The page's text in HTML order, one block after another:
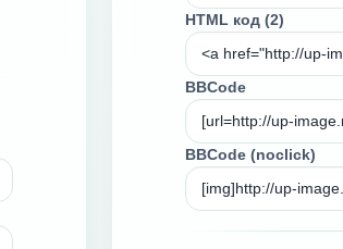
HTML код (2)
BBCode
BBCode (noclick)